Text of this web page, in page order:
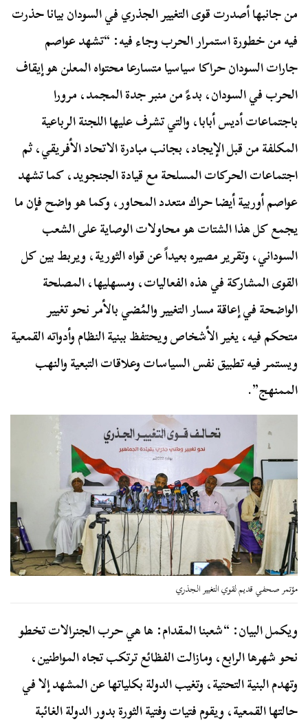
من جانبها أصدرت قوى التغيير الجذري في السودان بيانا حذرت
فيه من خطورة استمرار الحرب وجاء فيه: “تشهد عواصم
جارات السودان حراكا سياسيا متسارعا محتواه المعلن هو إيقاف
الحرب في السودان، بدءً من منبر جدة المجمد، مرورا
باجتماعات أديس أبابا، والتي تشرف عليها اللجنة الرباعية
المكلفة من قبل الإيجاد، بجانب مبادرة الاتحاد الأفريقي، ثم
اجتماعات الحركات المسلحة مع قيادة الجنجويد، كما تشهد
عواصم أوربية أيضا حراك متعدد المحاور، وكما هو واضح فإن ما
يجمع كل هذا الشتات هو محاولات الوصاية على الشعب
السوداني، وتقرير مصيره بعيداً عن قواه الثورية، ويربط بين كل
القوى المشاركة في هذه الفعاليات، ومسهليها، المصلحة
الواضحة في إعاقة مسار التغيير والمُضي بالأمر نحو تغيير
متحكم فيه، يغير الأشخاص ويحتفظ ببنية النظام وأدواته القمعية
ويستمر فيه تطبيق نفس السياسات وعلاقات التبعية والنهب
الممنهج”.
مؤتمر صحفي قديم لقوي التغيير الجذري
ويكمل البيان: “شعبنا المقدام: ها هي حرب الجنرالات تخطو
نحو شهرها الرابع، ومازالت الفظائع ترتكب تجاه المواطنين،
وتهدم البنية التحتية، وتغيب الدولة بكلياتها عن المشهد إلا في
حالتها القمعية، ويقوم فتيات وفتية الثورة بدور الدولة الغائبة